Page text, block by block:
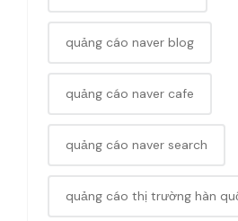
quảng cáo naver blog
quảng cáo naver cafe
quảng cáo naver search
quảng cáo thị trường hàn